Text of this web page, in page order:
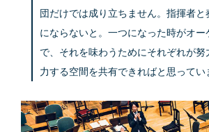
団だけでは成り立ちません。指揮者と
にならないと。一つになった時がオ
で、それを味わうためにそれぞれが努
力する空間を共有できればと思ってい